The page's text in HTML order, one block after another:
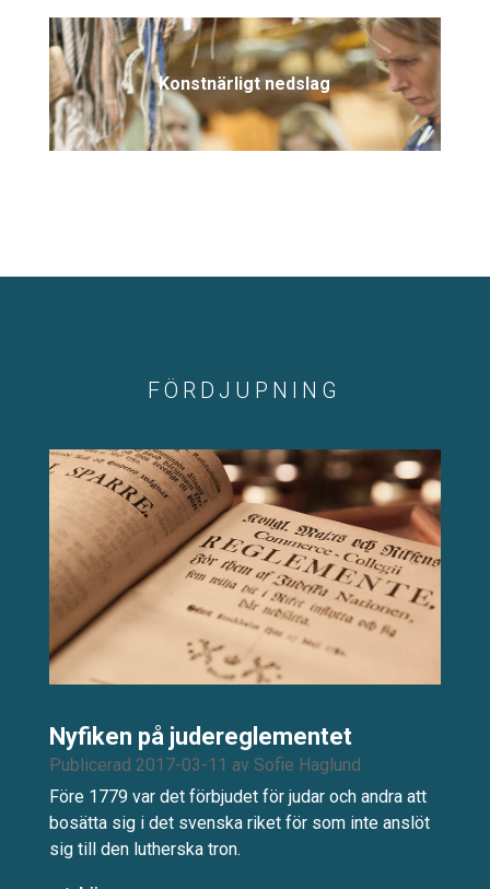
Konstnärligt nedslag
FÖRDJUPNING
Nyfiken på judereglementet
Publicerad 2017-03-11 av Sofie Haglund
Före 1779 var det förbjudet för judar och andra att
bosätta sig i det svenska riket för som inte anslöt
sig till den lutherska tron.